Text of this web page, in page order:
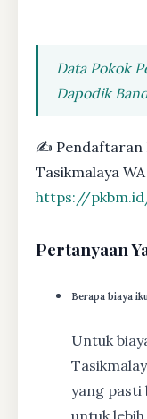
Data Pokok
Dapodik
✍ Pendaftaran
Tasikmalaya WA
https://
Pertanyaan
Berapa biaya
Untuk
yang pasti